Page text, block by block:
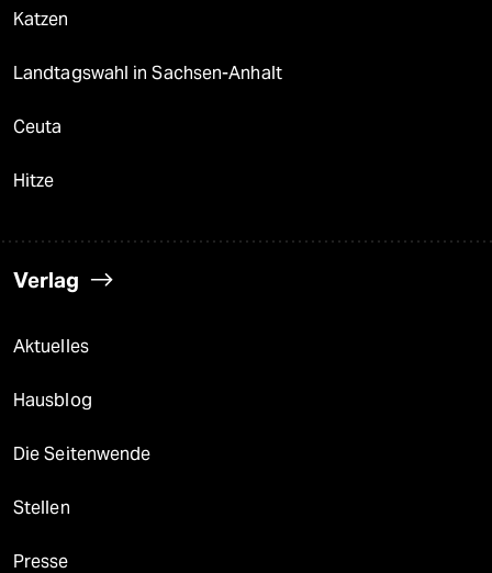
Katzen
Landtagswahl in Sachsen-Anhalt
Ceuta
Hitze
Verlag
Aktuelles
Hausblog
Die Seitenwende
Stellen
Presse